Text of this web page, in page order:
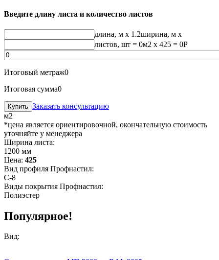
Введите длину листа и количество листов
длина, м x 1.2ширина, м x
листов, шт = 0м2 x 425 = 0Р
Итоговый метраж0
Итоговая сумма0
Заказать консультацию
м2
*цена является ориентировочной, окончательную стоимость
уточняйте у менеджера
Ширина листа:
1200 мм
Цена: 425
Вид профиля Профнастил:
С-8
Виды покрытия Профнастил:
Полиэстер
Популярное!
Вид: